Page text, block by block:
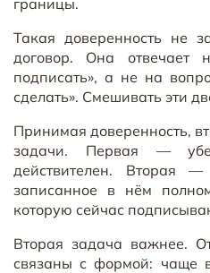
границы.
Такая доверенность не
договор. Она отвечает
подписать», а не на
сделать». Смешивать эти
Принимая доверенность,
задачи. Первая —
действителен. Вторая
записанное в нём
которую сейчас
Вторая задача важнее.
связаны с формой: чаще